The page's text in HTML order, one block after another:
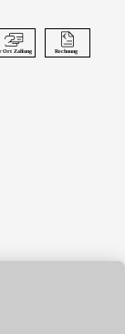
Schnittstellen